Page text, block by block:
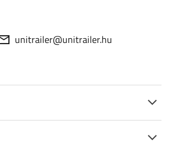
unitrailer@unitrailer.hu